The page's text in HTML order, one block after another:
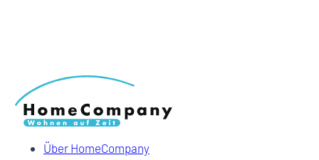
Über HomeCompany